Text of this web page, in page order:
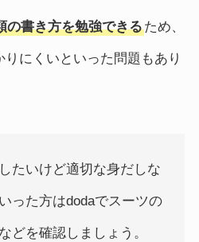
の書き方を勉強できるため、
にくいといった問題もあり
たいけど適切な身だしな
った方はdodaでスーツの
どを確認しましょう。